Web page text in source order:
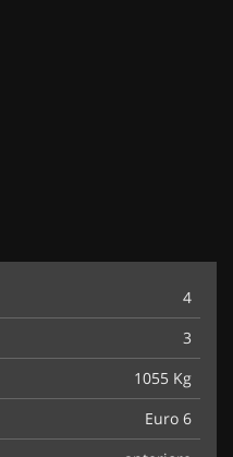
4
3
1055 Kg
Euro 6